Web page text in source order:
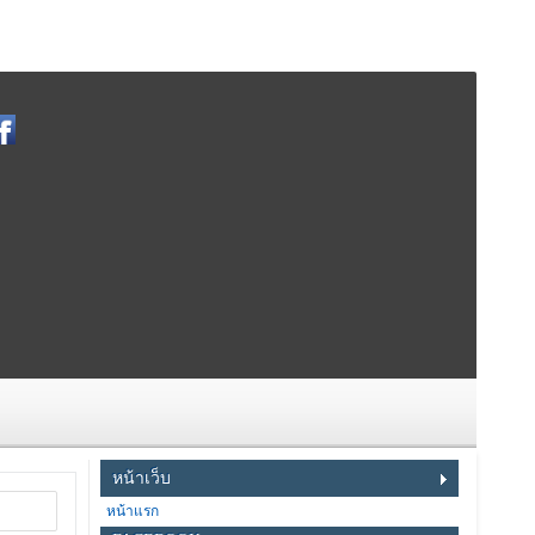
หน้าเว็บ
หน้าแรก